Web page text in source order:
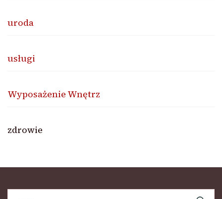
uroda
usługi
Wyposażenie Wnętrz
zdrowie